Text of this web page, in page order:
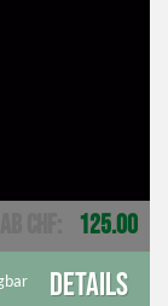
125.00
Details